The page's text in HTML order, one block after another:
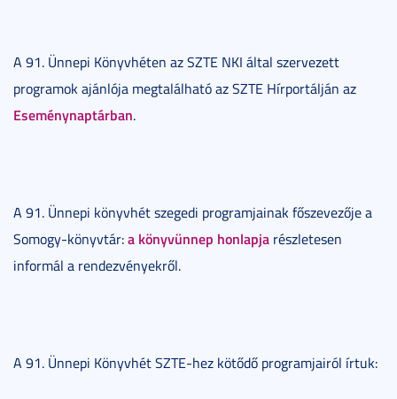
A 91. Ünnepi Könyvhéten az SZTE NKI által szervezett
programok ajánlója megtalálható az SZTE Hírportálján az
Eseménynaptárban.
A 91. Ünnepi könyvhét szegedi programjainak főszevezője a
Somogy-könyvtár:a könyvünnep honlapja részletesen
informál a rendezvényekről.
A 91. Ünnepi Könyvhét SZTE-hez kötődő programjairól írtuk: